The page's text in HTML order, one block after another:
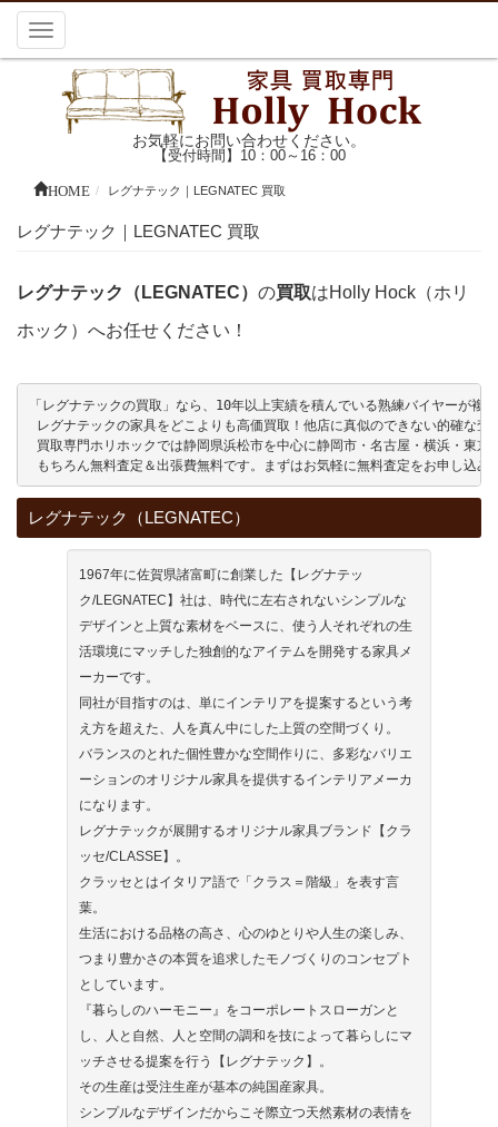
お気軽にお問い合わせください。
【受付時間】10：00～16：00
Toggle
navigation
HOME レグナテック｜LEGNATEC 買取
レグナテック｜LEGNATEC 買取
レグナテック（LEGNATEC） の買取はHolly Hock（ホリ
ホック）へお任せください！
「レグナテックの買取」なら、10年以上実績を積んでいる熟練バイヤーが
レグナテックの家具をどこよりも高価買取！他店に真似のできない的確な査
買取専門ホリホックでは静岡県浜松市を中心に静岡市・名古屋・横浜・東
もちろん無料査定＆出張費無料です。まずはお気軽に無料査定をお申し込み
レグナテック（LEGNATEC）
1967年に佐賀県諸富町に創業した【レグナテッ
ク/LEGNATEC】社は、時代に左右されないシンプルな
デザインと上質な素材をベースに、使う人それぞれの生
活環境にマッチした独創的なアイテムを開発する家具メ
ーカーです。
同社が目指すのは、単にインテリアを提案するという考
え方を超えた、人を真ん中にした上質の空間づくり。
バランスのとれた個性豊かな空間作りに、多彩なバリエ
ーションのオリジナル家具を提供するインテリアメーカ
になります。
レグナテックが展開するオリジナル家具ブランド【クラ
ッセ/CLASSE】。
クラッセとはイタリア語で「クラス＝階級」を表す言
葉。
生活における品格の高さ、心のゆとりや人生の楽しみ、
つまり豊かさの本質を追求したモノづくりのコンセプト
としています。
『暮らしのハーモニー』をコーポレートスローガンと
し、人と自然、人と空間の調和を技によって暮らしにマ
ッチさせる提案を行う【レグナテック】。
その生産は受注生産が基本の純国産家具。
シンプルなデザインだからこそ際立つ天然素材の表情を